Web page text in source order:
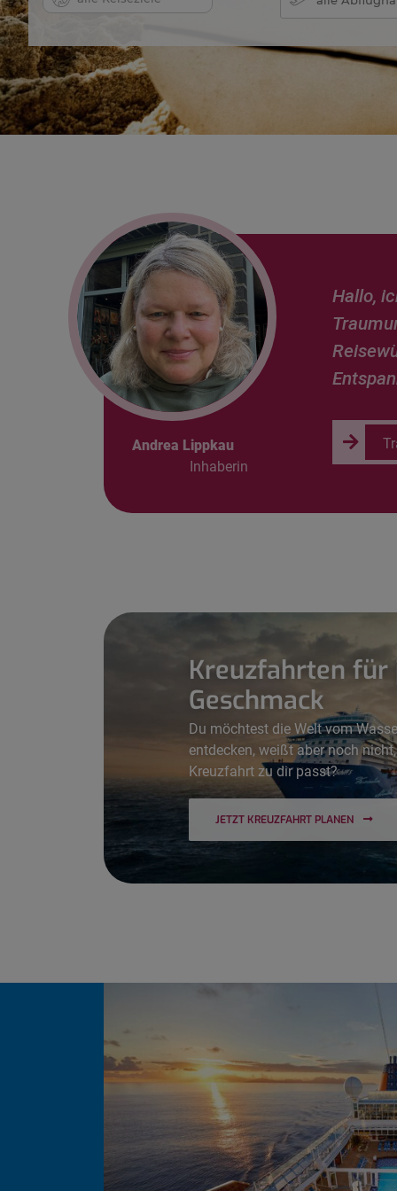
URLAUBSTRANSFERS
LANGZEITAUFENTHALTE
REISEVERSICHERUNGEN
KREUZFAHRTEN
Andrea Lippkau
Inhaberin
Hallo,
Kreuzfahrten für
Geschmack
Du möchtest die Welt vom
entdecken, weißt aber noch
Kreuzfahrt zu dir passt?
JETZT KREUZFAHRT PLANEN